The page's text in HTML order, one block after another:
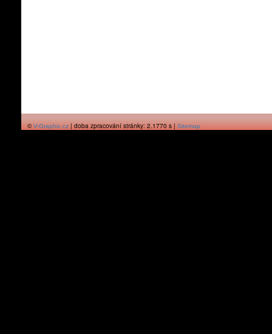
©V-Graphic.cz| doba zpracování stránky: 2.1770 s |Sitemap